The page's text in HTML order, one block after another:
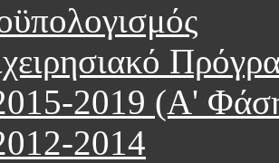
2019 (Α'
2014